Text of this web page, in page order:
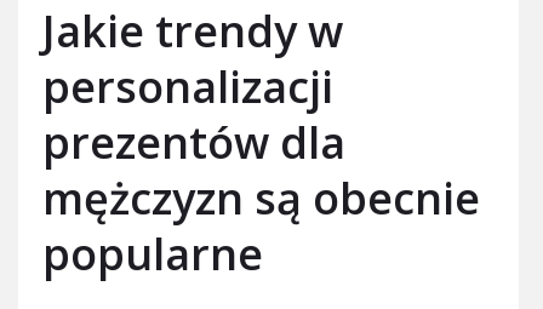
Jakie trendy w
personalizacji
prezentów dla
mężczyzn są obecnie
popularne